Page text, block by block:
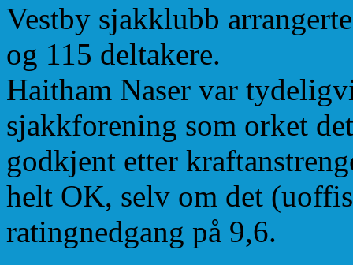
Vestby sjakklubb
og 115 deltakere.
Haitham Naser var
sjakkforening som orket
godkjent etter
helt OK, selv om det
ratingnedgang på 9,6.